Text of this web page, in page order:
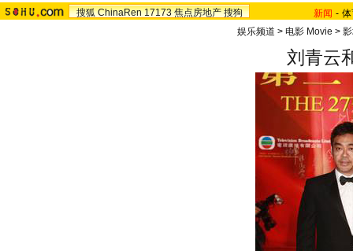
搜狐 ChinaRen 17173 焦点房地产 搜狗 新闻 -
娱乐频道 > 电影 Movie >
刘青云